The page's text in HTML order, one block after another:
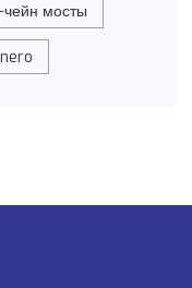
чейн мосты